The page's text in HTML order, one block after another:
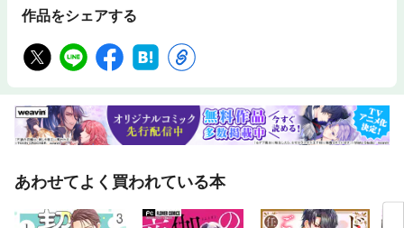
作品をシェアする
あわせてよく買われている本